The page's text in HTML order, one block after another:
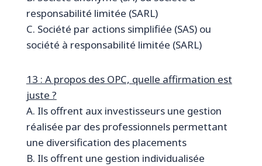
responsabilité limitée (SARL)
C. Société par actions simplifiée (SAS) ou
société à responsabilité limitée (SARL)
13 : A propos des OPC, quelle affirmation est
juste ?
A. Ils offrent aux investisseurs une gestion
réalisée par des professionnels permettant
une diversification des placements
B. Ils offrent une gestion individualisée